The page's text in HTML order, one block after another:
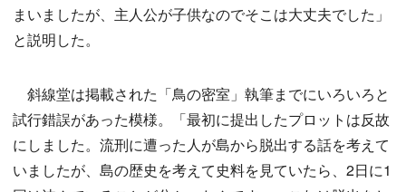
まいましたが、主人公が子供なのでそこは大丈夫でした」
と説明した。
斜線堂は掲載された「鳥の密室」執筆までにいろいろと
試行錯誤があった模様。「最初に提出したプロットは反故
にしました。流刑に遭った人が島から脱出する話を考えて
いましたが、島の歴史を考えて史料を見ていたら、2日に1